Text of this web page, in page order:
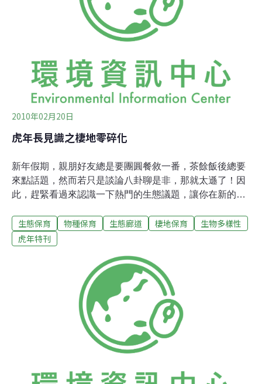
單一作物植栽區，對保護區的狀態是一大笑話。」、「成
群的推土機與怪手將森林撕裂，把竹林與現有的小型農場
夷為平地。所有對保護區所作的努力，只剩下赤裸孤單的
2010年02月20日
虎年長見識之棲地零碎化
新年假期，親朋好友總是要團圓餐敘一番，茶餘飯後總要
來點話題，然而若只是談論八卦聊是非，那就太遜了！因
此，趕緊看過來認識一下熱門的生態議題，讓你在新的一
一下，就來為大家介紹與虎相關的主題吧！老虎習性介
紹、虎年成語，喔不！這些主題別跟孩子們搶，他們懂得
問大夥是否曾天馬行空的想過一個問題，在我們人類吃年
夜飯的時刻，或許在動物的世界中，也正準備著狂歡過新
年！人類搭著火車、飛機等交通工具，相聚在一起，在全
球化交通便利的時代，彼此距離縮小，而生活空間擴大，
活動範圍不成問題；然而動物們呢？依然遵循著一步一腳
印的移動方式，卻因人們的道路開發行交通之便等因素讓
牠們寸步難行，甚至生活範圍逐漸縮小，生物群族齊聚將
麼關聯？當然有，虎年不僅要愛虎好，更要廣愛其他動
生態保育 物種保育 生態廊道 棲地保育
生物多樣性
虎年特刊